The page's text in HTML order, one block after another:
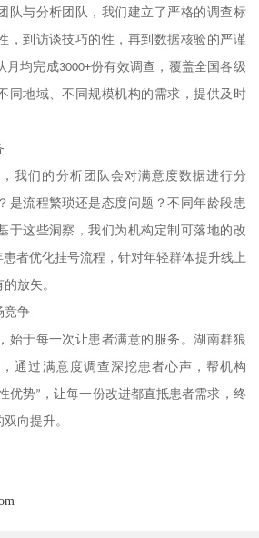
队与分析团队，我们建立了严格的调查标
，到访谈技巧的性，再到数据核验的严谨
月均完成3000+份有效调查，覆盖全国各级
同地域、不同规模机构的需求，提供及时
我们的分析团队会对满意度数据进行分
是流程繁琐还是态度问题？不同年龄段患
于这些洞察，我们为机构定制可落地的改
患者优化挂号流程，针对年轻群体提升线上
放矢。
竞争
始于每一次让患者满意的服务。湖南群狼
通过满意度调查深挖患者心声，帮机构
优势” ，让每一份改进都直抵患者需求，终
向提升。